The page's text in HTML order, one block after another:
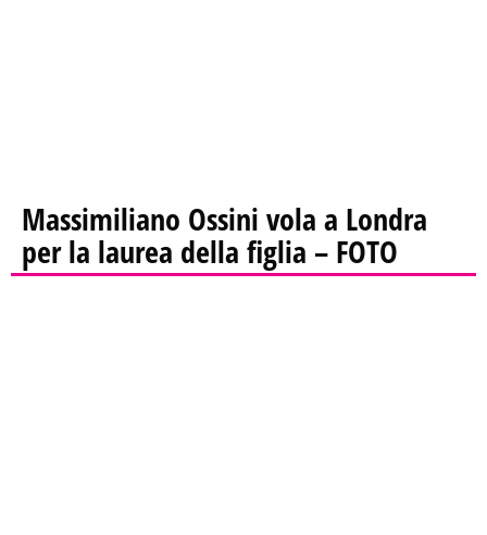
Massimiliano Ossini vola a Londra
per la laurea della figlia – FOTO